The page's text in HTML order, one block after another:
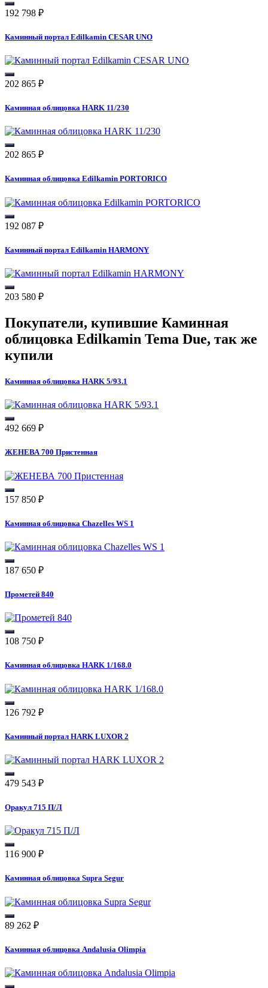
192 798 ₽
Каминный портал Edilkamin CESAR UNO
202 865 ₽
Каминная облицовка HARK 11/230
202 865 ₽
Каминная облицовка Edilkamin PORTORICO
192 087 ₽
Каминный портал Edilkamin HARMONY
203 580 ₽
Покупатели, купившие Каминная
облицовка Edilkamin Tema Due, так же
купили
Каминная облицовка HARK 5/93.1
492 669 ₽
ЖЕНЕВА 700 Пристенная
157 850 ₽
Каминная облицовка Chazelles WS 1
187 650 ₽
Прометей 840
108 750 ₽
Каминная облицовка HARK 1/168.0
126 792 ₽
Каминный портал HARK LUXOR 2
479 543 ₽
Оракул 715 П/Л
116 900 ₽
Каминная облицовка Supra Segur
89 262 ₽
Каминная облицовка Andalusia Olimpia